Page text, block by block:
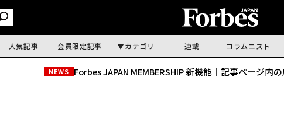
人気記事 会員限定記事 カテゴリ 連載 コラムニスト
NEWS Forbes JAPAN MEMBERSHIP 新機能｜ 記事ページ内